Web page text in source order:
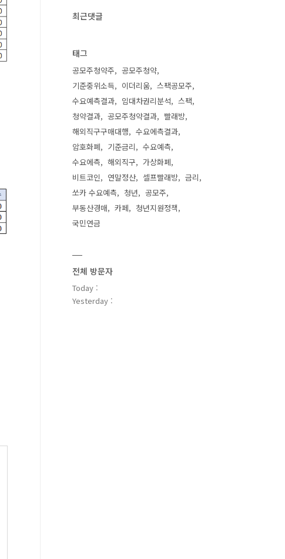
최근댓글
태그
공모주청약주
공모주청약
기준중위소득
이더리움
스팩공모주
수요예측결과
임대차권리분석
스팩
청약결과
공모주청약결과
빨래방
해외직구구매대행
수요에측결과
암호화폐
기준금리
수요예측
수요에측
해외직구
가상화폐
비트코인
연말정산 셀프빨래방
금리
쏘카 수요예측
청년
공모주
부동산경매
카페
청년지원정책
국민연금
전체 방문자
Today :
Yesterday :